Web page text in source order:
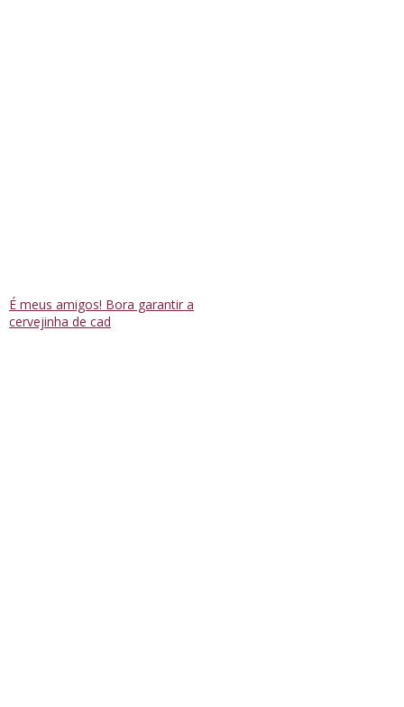
É meus amigos! Bora garantir a
cervejinha de cad